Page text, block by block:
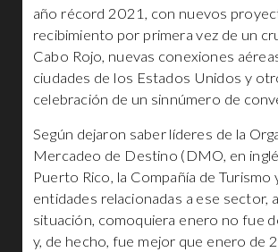
año récord 2021, con nuevos
recibimiento por primera vez de un
Cabo Rojo, nuevas conexiones
ciudades de los Estados Unidos y
celebración de un sinnúmero de
Según dejaron saber líderes de la
Mercadeo de Destino (DMO, en
Puerto Rico, la Compañía de Turismo
entidades relacionadas a ese sector,
situación, comoquiera enero no fue
y, de hecho, fue mejor que enero de